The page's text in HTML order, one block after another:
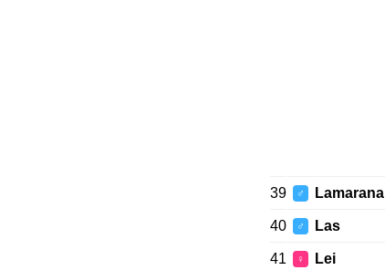
39 ♂ Lamarana
40 ♂ Las
41 ♀ Lei